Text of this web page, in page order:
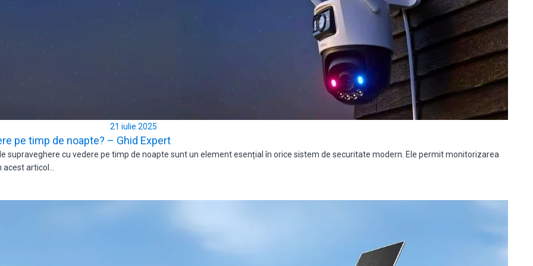
21 iulie 2025
pe timp de noapte? – Ghid Expert
cu vedere pe timp de noapte sunt un element esențial în orice sistem de securitate modern. Ele permit monitorizarea
articol…